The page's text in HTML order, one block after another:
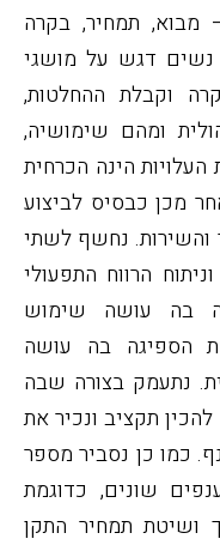
מבוא, תמחיר, בקרה
דגש על מושגי
וקבלת ההחלטות,
ומהם שימושיה,
הינה הכרחית
מכן כבסיס לביצוע
והשירות. נחשף לשתי
הרווח התפעולי
בה עושה שימוש
הספיגה בה עושה
נתעמק בצורה שבה
תקציב ונכיר את
כמו כן נסביר מספר
שונים, כדוגמת
ושיטת תמחיר התקן